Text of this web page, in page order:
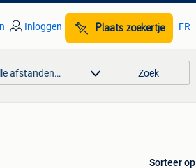
Inloggen Plaats zoekertje FR
afstanden… Zoek
Sorteer op